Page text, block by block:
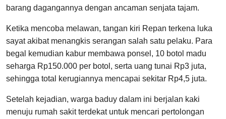
barang dagangannya dengan ancaman senjata tajam.
Ketika mencoba melawan, tangan kiri Repan terkena luka
sayat akibat menangkis serangan salah satu pelaku. Para
begal kemudian kabur membawa ponsel, 10 botol madu
seharga Rp150.000 per botol, serta uang tunai Rp3 juta,
sehingga total kerugiannya mencapai sekitar Rp4,5 juta.
Setelah kejadian, warga baduy dalam ini berjalan kaki
menuju rumah sakit terdekat untuk mencari pertolongan